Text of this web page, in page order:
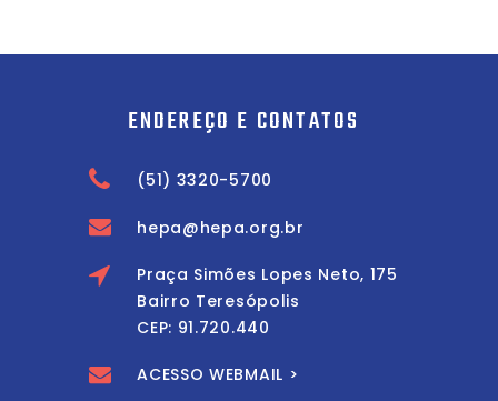
ENDEREÇO E CONTATOS
(51) 3320-5700
hepa@hepa.org.br
Praça Simões Lopes Neto, 175
Bairro Teresópolis
CEP: 91.720.440
ACESSO WEBMAIL >